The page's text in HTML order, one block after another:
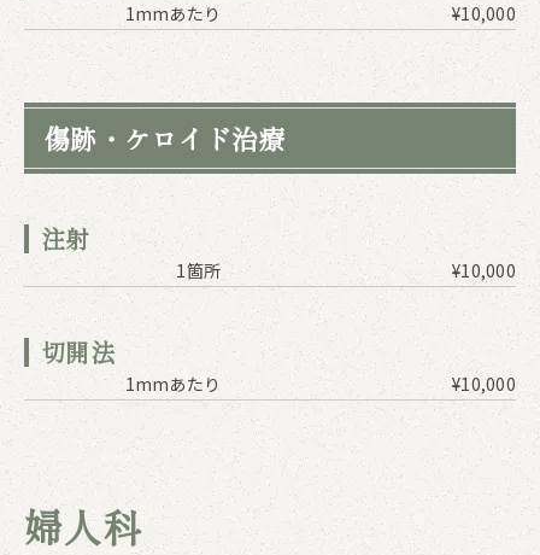
1mmあたり ¥10,000
傷跡・ケロイド治療
注射
1箇所 ¥10,000
切開法
1mmあたり ¥10,000
婦人科